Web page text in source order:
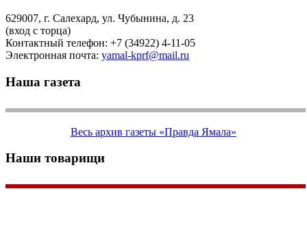
629007, г. Салехард, ул. Чубынина, д. 23
(вход с торца)
Контактный телефон: +7 (34922) 4-11-05
Электронная почта: yamal-kprf@mail.ru
Наша газета
Весь архив газеты «Правда Ямала»
Наши товарищи